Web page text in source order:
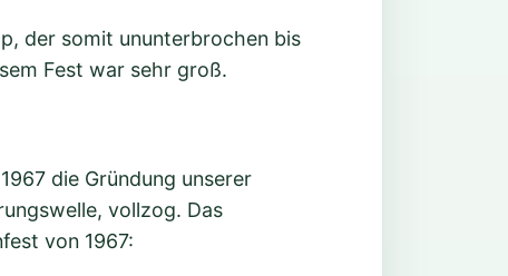
der somit ununterbrochen bis
Fest war sehr groß.
die Gründung unserer
vollzog. Das
von 1967: